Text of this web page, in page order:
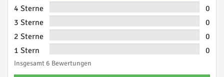
4 Sterne
0
3 Sterne
0
2 Sterne
0
1 Stern
0
Insgesamt 6 Bewertungen